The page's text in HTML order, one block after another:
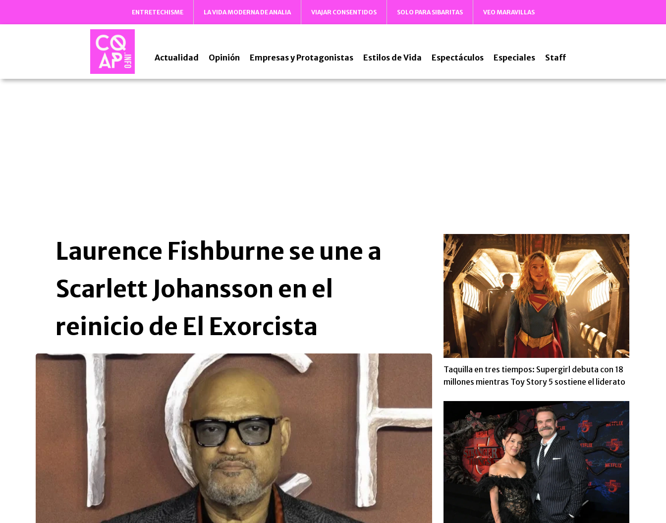
ENTRETECHISME LA VIDA MODERNA DE ANALIA VIAJAR CONSENTIDOS SOLO PARA SIBARITAS VEO MARAVILLAS
Actualidad Opinión Empresas y Protagonistas Estilos de Vida Espectáculos Especiales Staff
Laurence Fishburne se une a
Scarlett Johansson en el
reinicio de El Exorcista
Taquilla en tres tiempos: Supergirl debuta con 18
millones mientras Toy Story 5 sostiene el liderato